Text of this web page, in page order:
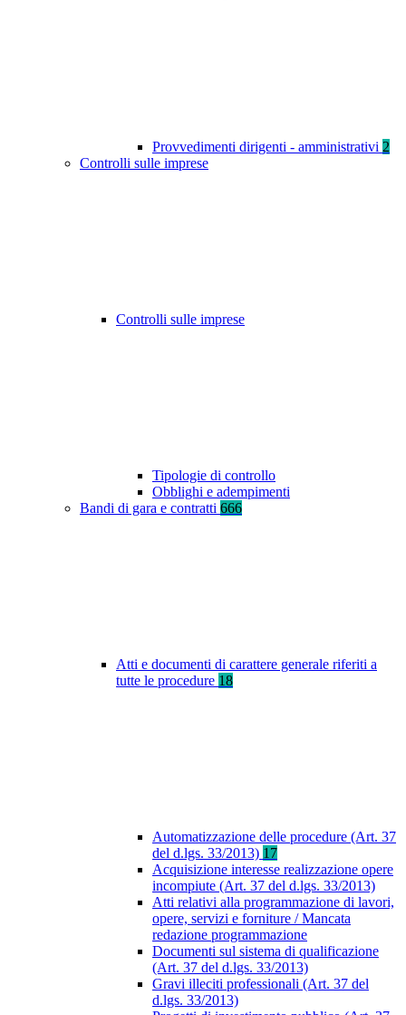
Provvedimenti dirigenti - amministrativi 2
Controlli sulle imprese
Controlli sulle imprese
Tipologie di controllo
Obblighi e adempimenti
Bandi di gara e contratti 666
Atti e documenti di carattere generale riferiti a
tutte le procedure 18
Automatizzazione delle procedure (Art. 37
del d.lgs. 33/2013) 17
Acquisizione interesse realizzazione opere
incompiute (Art. 37 del d.lgs. 33/2013)
Atti relativi alla programmazione di lavori,
opere, servizi e forniture / Mancata
redazione programmazione
Documenti sul sistema di qualificazione
(Art. 37 del d.lgs. 33/2013)
Gravi illeciti professionali (Art. 37 del
d.lgs. 33/2013)